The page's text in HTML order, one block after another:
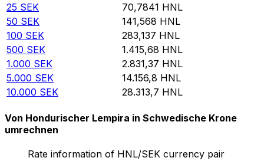
25 SEK 70,7841 HNL
50 SEK 141,568 HNL
100 SEK 283,137 HNL
500 SEK 1.415,68 HNL
1.000 SEK 2.831,37 HNL
5.000 SEK 14.156,8 HNL
10.000 SEK 28.313,7 HNL
Von Hondurischer Lempira in Schwedische Krone
umrechnen
Rate information of HNL/SEK currency pair